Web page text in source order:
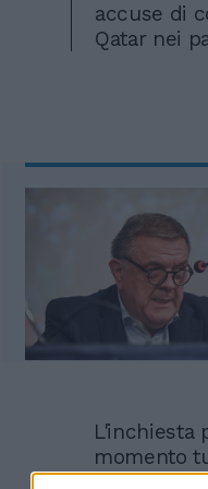
accuse di
Qatar nei
L'inchiesta
momento
eseguiti